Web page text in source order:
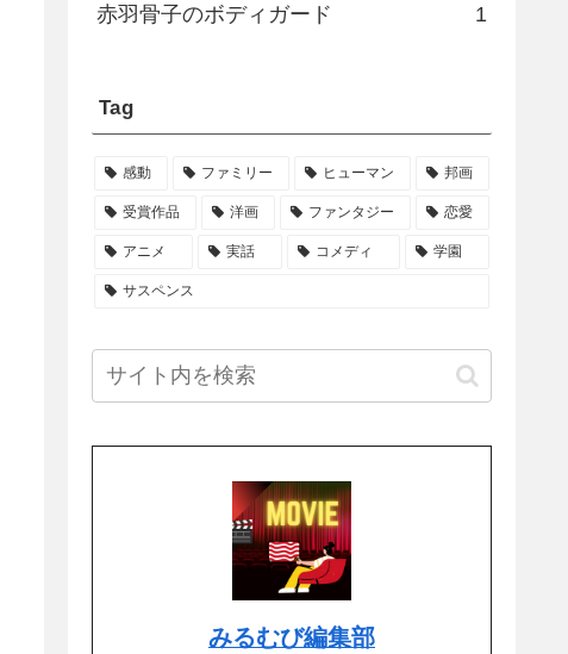
赤羽骨子のボディガード 1
Tag
感動 ファミリー ヒューマン 邦画
受賞作品 洋画 ファンタジー 恋愛
アニメ 実話 コメディ 学園
サスペンス
みるむび編集部